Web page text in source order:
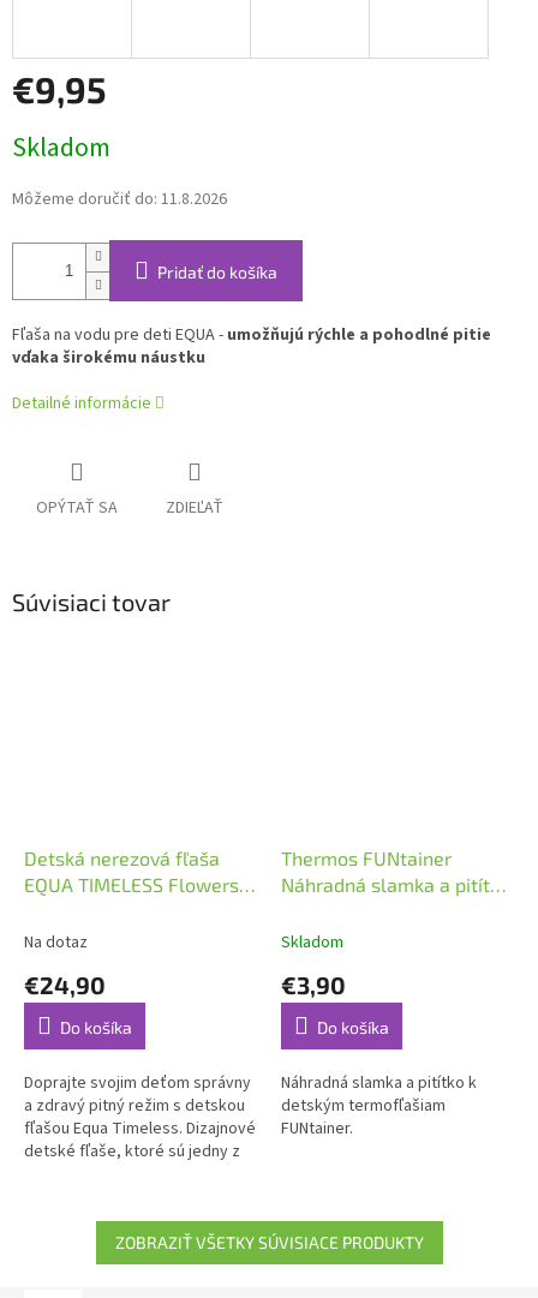
€9,95
cena:
Skladom
Môžeme doručiť do: 11.8.2026
Pridať do košíka
Fľaša na vodu pre deti EQUA - umožňujú rýchle a pohodlné pitie
vďaka širokému náustku
Detailné informácie
OPÝTAŤ SA ZDIEĽAŤ
Súvisiaci tovar
Detská nerezová fľaša
EQUA TIMELESS Flowers
Na dotaz
€24,90
Do košíka
Doprajte svojim deťom správny
a zdravý pitný režim s detskou
fľašou Equa Timeless. Dizajnové
detské fľaše, ktoré sú jedny z
Thermos FUNtainer
Náhradná slamka a pitítko
Skladom
€3,90
Do košíka
Náhradná slamka a pitítko k
detským termofľašiam
FUNtainer.
ZOBRAZIŤ VŠETKY SÚVISIACE PRODUKTY